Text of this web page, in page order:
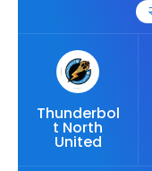
Thunderbol
t North
United